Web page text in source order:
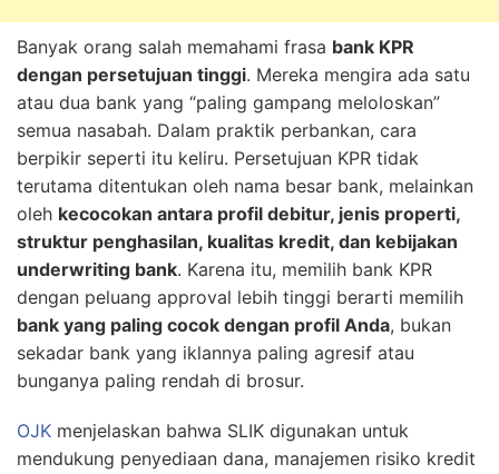
Banyak orang salah memahami frasa bank KPR
dengan persetujuan tinggi. Mereka mengira ada satu
atau dua bank yang “paling gampang meloloskan”
semua nasabah. Dalam praktik perbankan, cara
berpikir seperti itu keliru. Persetujuan KPR tidak
terutama ditentukan oleh nama besar bank, melainkan
oleh kecocokan antara profil debitur, jenis properti,
struktur penghasilan, kualitas kredit, dan kebijakan
underwriting bank. Karena itu, memilih bank KPR
dengan peluang approval lebih tinggi berarti memilih
bank yang paling cocok dengan profil Anda, bukan
sekadar bank yang iklannya paling agresif atau
bunganya paling rendah di brosur.
OJK menjelaskan bahwa SLIK digunakan untuk
mendukung penyediaan dana, manajemen risiko kredit